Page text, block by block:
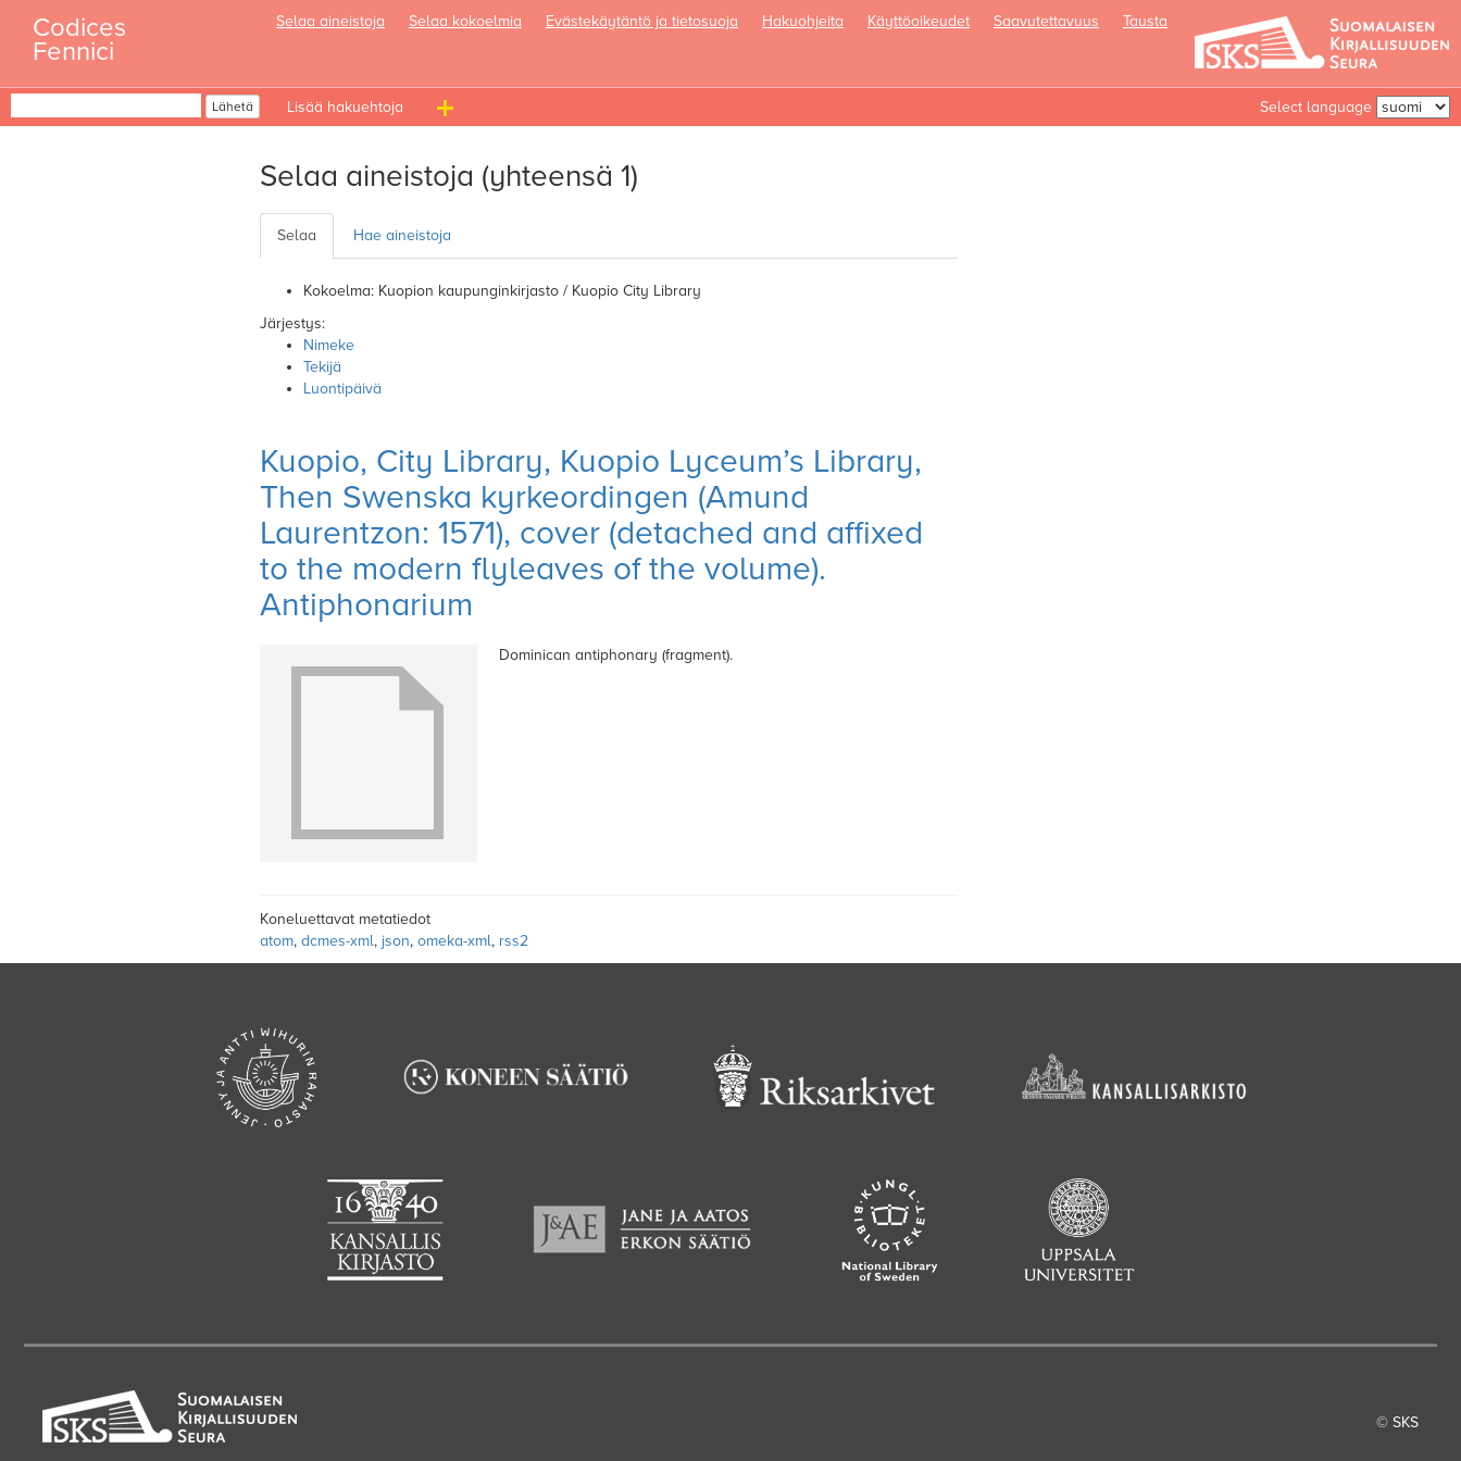
content
Codices
Fennici
Selaa aineistoja Selaa kokoelmia Evästekäytäntö ja tietosuoja Hakuohjeita Käyttöoikeudet Saavutettavuus Tausta
Select language
Lähetä
Toggle
Selaa aineistoja (yhteensä 1)
Selaa Hae aineistoja
Kokoelma: Kuopion kaupunginkirjasto / Kuopio City Library
Järjestys:
Nimeke
Tekijä
Luontipäivä
Kuopio, City Library, Kuopio Lyceum’s Library,
Then Swenska kyrkeordingen (Amund
Laurentzon: 1571), cover (detached and affixed
to the modern flyleaves of the volume).
Antiphonarium
Dominican antiphonary (fragment).
Koneluettavat metatiedot
atom, dcmes-xml, json, omeka-xml, rss2
© SKS